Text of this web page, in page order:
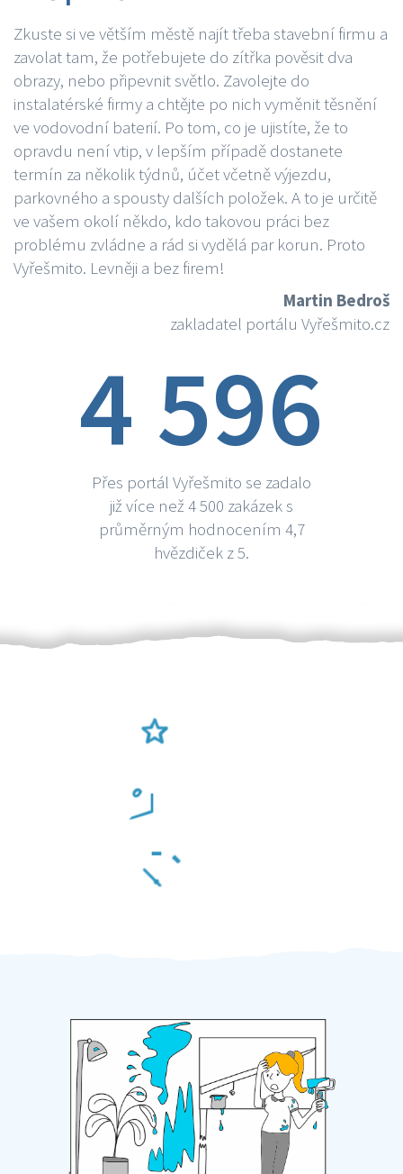
Zkuste si ve větším městě najít třeba stavební firmu a
zavolat tam, že potřebujete do zítřka pověsit dva
obrazy, nebo připevnit světlo. Zavolejte do
instalatérské firmy a chtějte po nich vyměnit těsnění
ve vodovodní baterií. Po tom, co je ujistíte, že to
opravdu není vtip, v lepším případě dostanete
termín za několik týdnů, účet včetně výjezdu,
parkovného a spousty dalších položek. A to je určitě
ve vašem okolí někdo, kdo takovou práci bez
problému zvládne a rád si vydělá par korun. Proto
Vyřešmito. Levněji a bez firem!
Martin Bedroš
zakladatel portálu Vyřešmito.cz
4 596
Přes portál Vyřešmito se zadalo
již více než 4 500 zakázek s
průměrným hodnocením 4,7
hvězdiček z 5.